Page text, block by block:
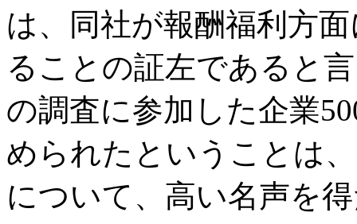
は、同社が報酬福利方
ることの証左であると
の調査に参加した企業
められたということは
について、高い名声を